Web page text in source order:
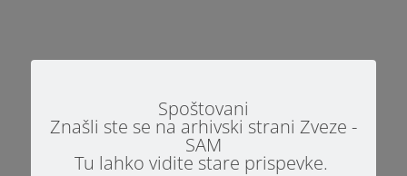
Spoštovani
Znašli ste se na arhivski strani Zveze -
SAM
Tu lahko vidite stare prispevke.